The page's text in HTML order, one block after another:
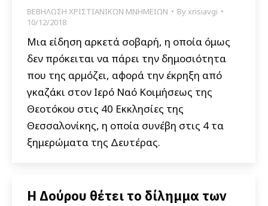
ΒΕΒΗΛΩΣΗ ΧΡΙΣΤΙΑΝΙΚΩΝ ΜΝΗΜΕΙΩΝ Byxrisiavgi
10/12/2018
Μια είδηση αρκετά σοβαρή, η οποία όμως
δεν πρόκειται να πάρει την δημοσιότητα
που της αρμόζει, αφορά την έκρηξη από
γκαζάκι στον Ιερό Ναό Κοιμήσεως της
Θεοτόκου στις 40 Εκκλησίες της
Θεσσαλονίκης, η οποία συνέβη στις 4 τα
ξημερώματα της Δευτέρας.
Η Δούρου θέτει το δίλημμα των